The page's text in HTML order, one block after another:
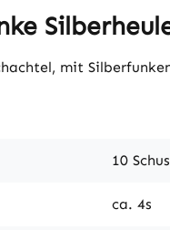
mit
10
ca. 4s